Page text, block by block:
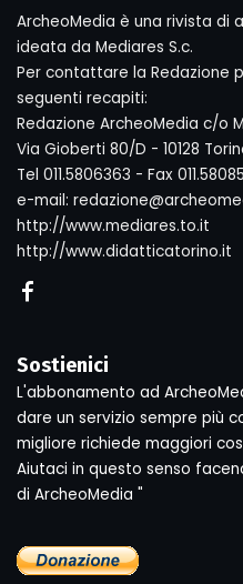
ArcheoMedia è una rivista di
ideata da Mediares S.c.
Per contattare la Redazione
seguenti recapiti:
Redazione ArcheoMedia c/o
Via Gioberti 80/D - 10128
Tel 011.5806363 - Fax
e-mail:
http://www.mediares.to.it
http://www.didatticatorino.it
Sostienici
L'abbonamento ad
dare un servizio sempre più
migliore richiede maggiori
Aiutaci in questo senso
di ArcheoMedia "